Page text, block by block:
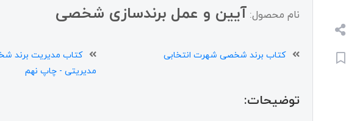
نام محصول: آیین و عمل برندسازی شخصی
کتاب برند شخصی شهرت انتخابی
کتاب مدیریت برند
مدیریتی - چاپ نهم
توضیحات: